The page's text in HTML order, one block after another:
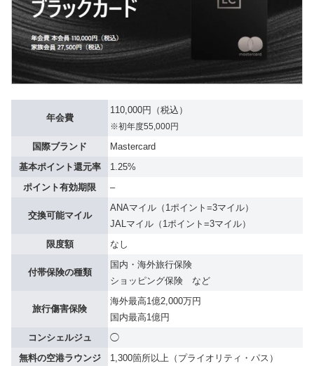
年会費
110,000円（税込）
※初年度55,000円
国際ブランド
Mastercard
基本ポイント還元率
1.25%
ポイント有効期限
–
交換可能マイル
ANAマイル（1ポイント=3マイル）
JALマイル（1ポイント=3マイル）
限度額
なし
付帯保険の種類
国内・海外旅行保険
ショッピング保険 など
旅行傷害保険
海外最高1億2,000万円
国内最高1億円
コンシェルジュ
◯
無料の空港ラウンジ
1,300箇所以上（プライオリティ・パス）